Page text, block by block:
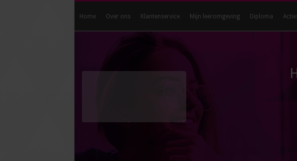
Home Over ons Klantenservice Mijn leeromgeving Diploma